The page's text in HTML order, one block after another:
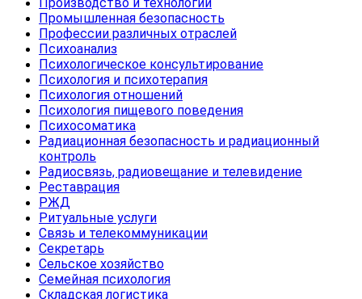
Промышленная безопасность
Профессии различных отраслей
Психоанализ
Психологическое консультирование
Психология и психотерапия
Психология отношений
Психология пищевого поведения
Психосоматика
Радиационная безопасность и радиационный
контроль
Радиосвязь, радиовещание и телевидение
Реставрация
РЖД
Ритуальные услуги
Связь и телекоммуникации
Секретарь
Сельское хозяйство
Семейная психология
Складская логистика